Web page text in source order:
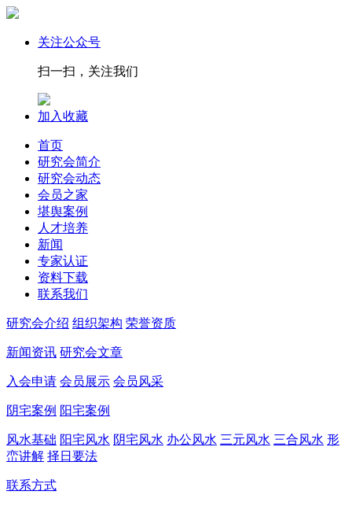
关注公众号
扫一扫，关注我们
加入收藏
首页
研究会简介
研究会动态
会员之家
堪舆案例
人才培养
新闻
专家认证
资料下载
联系我们
研究会介绍 组织架构 荣誉资质
新闻资讯 研究会文章
入会申请 会员展示 会员风采
阴宅案例 阳宅案例
风水基础 阳宅风水 阴宅风水 办公风水 三元风水 三合风水 形
峦讲解 择日要法
联系方式